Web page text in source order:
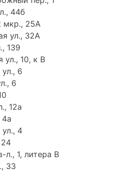
44б
мкр., 25А
ул., 32А
139
ул., 10, к В
6
6
12а
4
л., 1, литера В
33